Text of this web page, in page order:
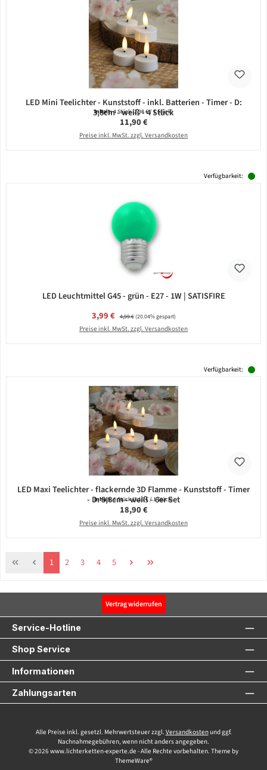
LED Mini Teelichter - Kunststoff - inkl. Batterien - Timer - D:
3,8cm - weiß - 4 Stück
Inhalt:4 Stück(2,98 € / 1 Stück)
Regulärer Preis:
11,90 €
Preise inkl. MwSt. zzgl. Versandkosten
Verfügbarkeit:
LED Leuchtmittel G45 - grün - E27 - 1W | SATISFIRE
Verkaufspreis:
3,99 € Regulärer Preis:
4,99 €(20.04% gespart)
Preise inkl. MwSt. zzgl. Versandkosten
Verfügbarkeit:
LED Maxi Teelichter - flackernde 3D Flamme - Kunststoff - Timer
- D: 5,8cm - weiß - 6er Set
Inhalt:6 Stück(3,15 € / 1 Stück)
Regulärer Preis:
18,90 €
Preise inkl. MwSt. zzgl. Versandkosten
Seite
1 Seite
2 Seite
3 Seite
4 Seite
5
Vertrag widerrufen
Service-Hotline
Shop Service
Informationen
Zahlungsarten
Alle Preise inkl. gesetzl. Mehrwertsteuer zzgl. Versandkostenund ggf.
Nachnahmegebühren, wenn nicht anders angegeben.
© 2026 www.lichterketten-experte.de - Alle Rechte vorbehalten. Theme by
ThemeWare®